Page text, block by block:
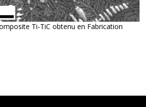
Ti-TiC obtenu en Fabrication